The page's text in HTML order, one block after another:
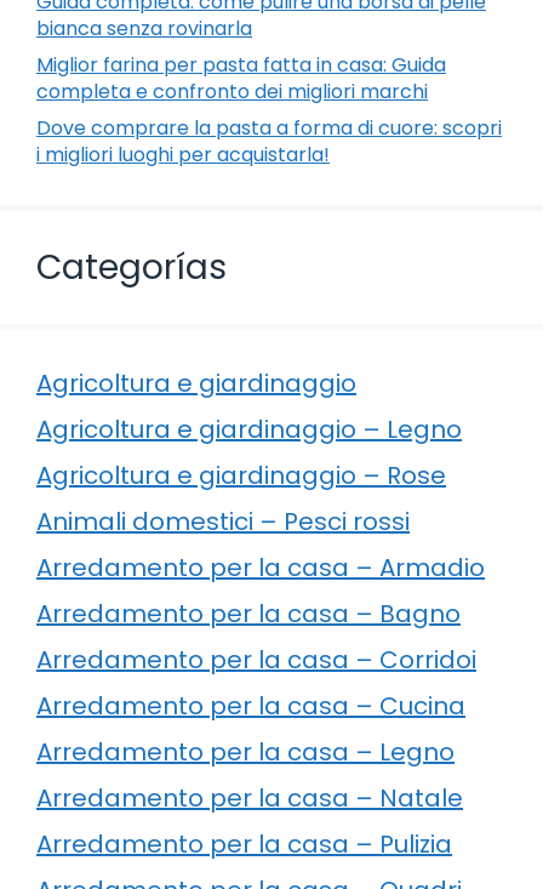
bianca senza rovinarla
Miglior farina per pasta fatta in casa: Guida
completa e confronto dei migliori marchi
Dove comprare la pasta a forma di cuore: scopri
i migliori luoghi per acquistarla!
Categorías
Agricoltura e giardinaggio
Agricoltura e giardinaggio – Legno
Agricoltura e giardinaggio – Rose
Animali domestici – Pesci rossi
Arredamento per la casa – Armadio
Arredamento per la casa – Bagno
Arredamento per la casa – Corridoi
Arredamento per la casa – Cucina
Arredamento per la casa – Legno
Arredamento per la casa – Natale
Arredamento per la casa – Pulizia